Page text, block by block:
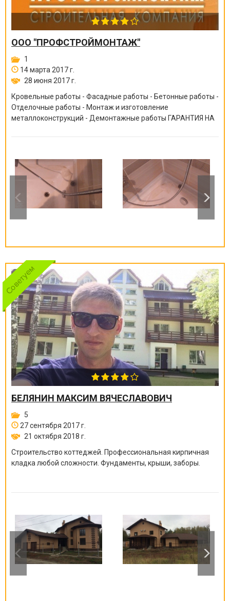
ООО "ПРОФСТРОЙМОНТАЖ"
1
14 марта 2017 г.
28 июня 2017 г.
Кровельные работы - Фасадные работы - Бетонные работы -
Отделочные работы - Монтаж и изготовление
металлоконструкций - Демонтажные работы ГАРАНТИЯ НА
БЕЛЯНИН МАКСИМ ВЯЧЕСЛАВОВИЧ
5
27 сентября 2017 г.
21 октября 2018 г.
Строительство коттеджей. Профессиональная кирпичная
кладка любой сложности. Фундаменты, крыши, заборы.